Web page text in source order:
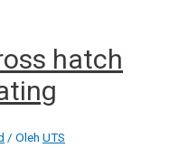
hatch
/ OlehUTS